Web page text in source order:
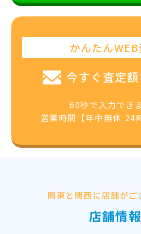
かんたんWEB
今すぐ査定
60秒で入力できま
営業時間【年中無休 24
関東と関西に店舗がご
店舗情報